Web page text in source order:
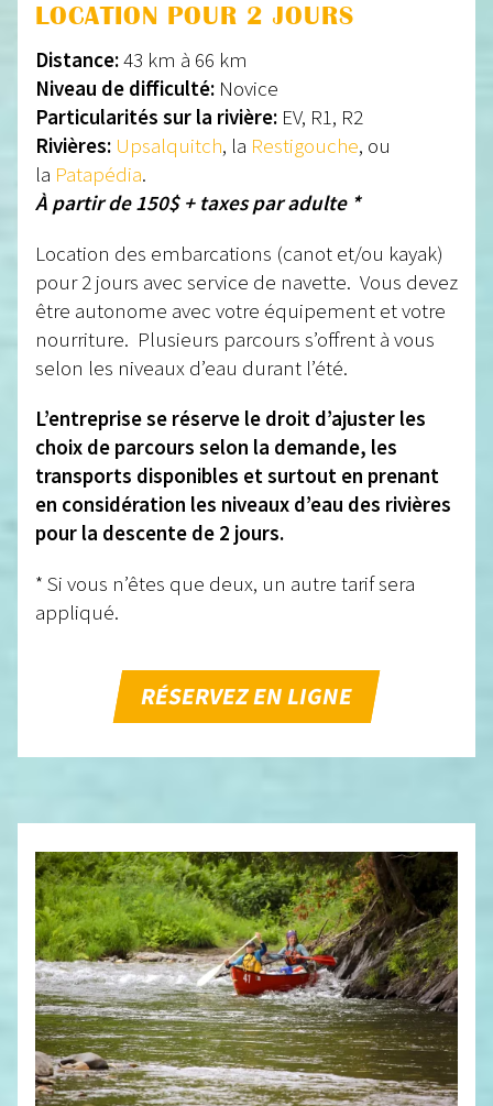
LOCATION POUR 2 JOURS
Distance:43 km à 66 km
Niveau de difficulté: Novice
Particularités sur la rivière: EV, R1, R2
Rivières: Upsalquitch, la Restigouche, ou
la Patapédia.
À partir de 150$ + taxes par adulte *
Location des embarcations (canot et/ou kayak)
pour 2 jours avec service de navette. Vous devez
être autonome avec votre équipement et votre
nourriture. Plusieurs parcours s’offrent à vous
selon les niveaux d’eau durant l’été.
L’entreprise se réserve le droit d’ajuster les
choix de parcours selon la demande, les
transports disponibles et surtout en prenant
en considération les niveaux d’eau des rivières
pour la descente de 2 jours.
* Si vous n’êtes que deux, un autre tarif sera
appliqué.
RÉSERVEZ EN LIGNE